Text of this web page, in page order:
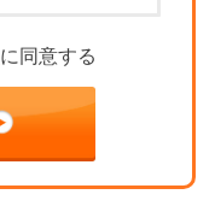
に同意する